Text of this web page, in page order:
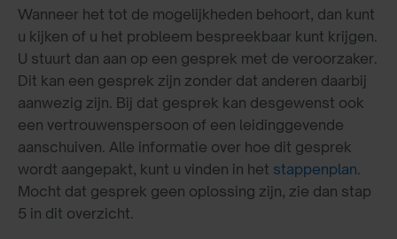
Wanneer het tot de mogelijkheden behoort, dan kunt
u kijken of u het probleem bespreekbaar kunt krijgen.
U stuurt dan aan op een gesprek met de veroorzaker.
Dit kan een gesprek zijn zonder dat anderen daarbij
aanwezig zijn. Bij dat gesprek kan desgewenst ook
een vertrouwenspersoon of een leidinggevende
aanschuiven. Alle informatie over hoe dit gesprek
wordt aangepakt, kunt u vinden in het stappenplan.
Mocht dat gesprek geen oplossing zijn, zie dan stap
5 in dit overzicht.